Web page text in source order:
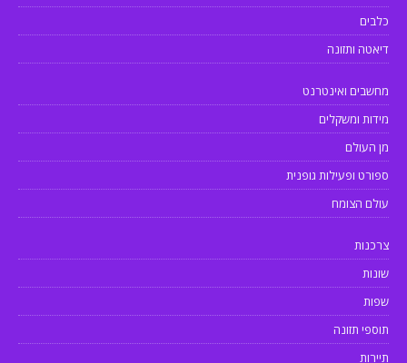
כלבים
דיאטה ותזונה
מחשבים ואינטרנט
מידות ומשקלים
מן העולם
ספורט ופעילות גופנית
עולם הצומח
צרכנות
שונות
שפות
תוספי תזונה
תיירות